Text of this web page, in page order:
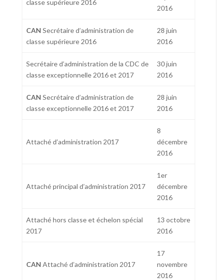
classe supérieure 2016
2016
CAN Secrétaire d’administration de
classe supérieure 2016
28 juin
2016
Secrétaire d’administration de la CDC de
classe exceptionnelle 2016 et 2017
30 juin
2016
CAN Secrétaire d’administration de
classe exceptionnelle 2016 et 2017
28 juin
2016
Attaché d’administration 2017
8
décembre
2016
Attaché principal d’administration 2017
1er
décembre
2016
Attaché hors classe et échelon spécial
2017
13 octobre
2016
CAN Attaché d’administration 2017
17
novembre
2016